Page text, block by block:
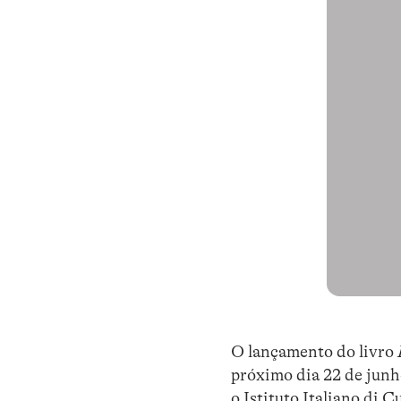
O lançamento do livro
próximo dia 22 de